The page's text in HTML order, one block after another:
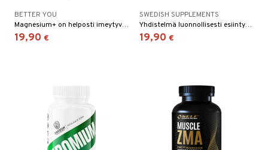
BETTER YOU
Magnesium+ on helposti imeytyvä ravintolisä, johon on lisätty pinaatti- ja ruusunmarjauutetta. Magnesium on elintärkeä mineraali, jolla on monia toimintoja kehossa ja joka muun muassa auttaa vähentämään väsymystä ja uupumusta.
19,90 €
SWEDISH SUPPLEMENTS
Yhdistelmä luonnollisesti esiintyviä vitamiineja ja kivennäisaineita, kuten sinkkiä, magnesiumia ja B6-vitamiinia.
19,90 €